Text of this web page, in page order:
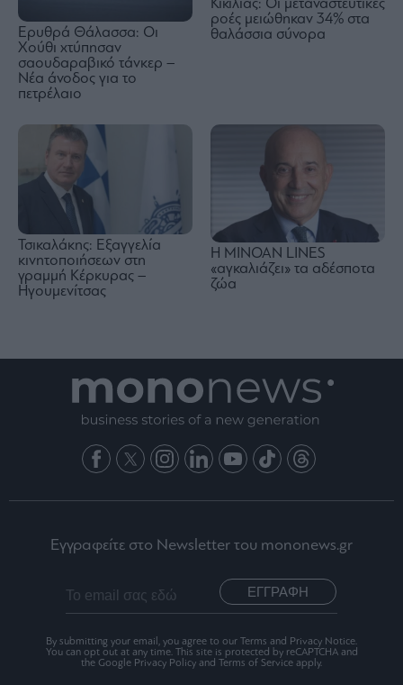
Ερυθρά Θάλασσα: Οι
Χούθι χτύπησαν
σαουδαραβικό τάνκερ –
Νέα άνοδος για το
πετρέλαιο
Κικίλιας: Οι μεταναστευτικές
ροές μειώθηκαν 34% στα
θαλάσσια σύνορα
Τσικαλάκης: Εξαγγελία
κινητοποιήσεων στη
γραμμή Κέρκυρας –
Ηγουμενίτσας
Η MINOAN LINES
«αγκαλιάζει» τα αδέσποτα
ζώα
Εγγραφείτε στο Newsletter του mononews.gr
ΕΓΓΡΑΦΗ
By submitting your email, you agree to our Terms and Privacy Notice.
You can opt out at any time. This site is protected by reCAPTCHA and
the Google Privacy Policy and Terms of Service apply.